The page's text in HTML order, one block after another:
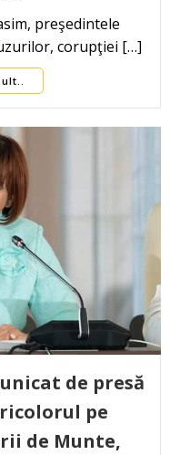
preşedintele
corupţiei […]
de presă
pe
de Munte,